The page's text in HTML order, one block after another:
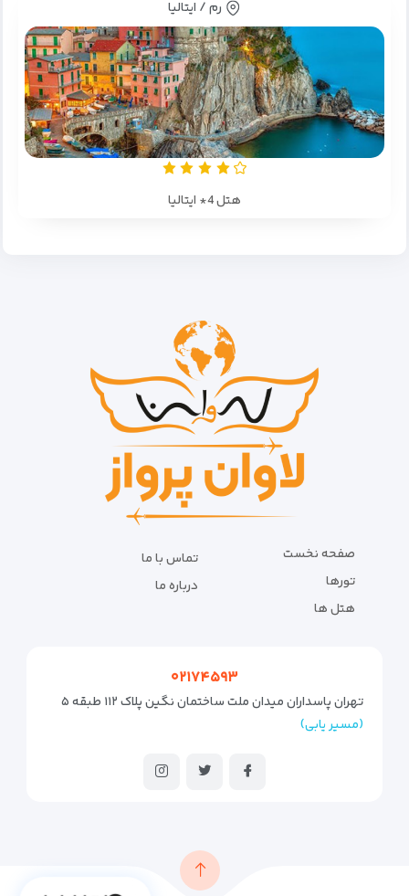
رم / ایتالیا
هتل 4* ایتالیا
صفحه نخست
تورها
هتل ها
تماس با ما
درباره ما
۰۲۱۷۴۵۹۳
تهران پاسداران میدان ملت ساختمان نگین پلاک ۱۱۲ طبقه ۵
(مسیر یابی)